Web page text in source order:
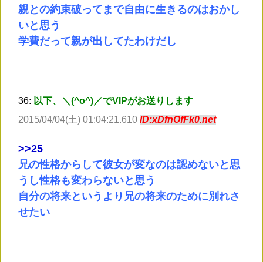
親との約束破ってまで自由に生きるのはおかし
いと思う
学費だって親が出してたわけだし
36: 以下、＼(^o^)／でVIPがお送りします
2015/04/04(土) 01:04:21.610 ID:xDfnOfFk0.net
>>25
兄の性格からして彼女が変なのは認めないと思
うし性格も変わらないと思う
自分の将来というより兄の将来のために別れさ
せたい